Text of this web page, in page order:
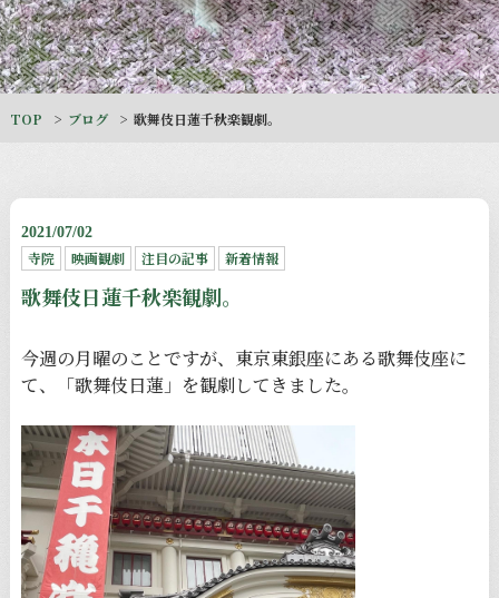
TOP ブログ 歌舞伎日蓮千秋楽観劇。
2021/07/02
寺院 映画観劇 注目の記事 新着情報
歌舞伎日蓮千秋楽観劇。
今週の月曜のことですが、東京東銀座にある歌舞伎座に
て、「歌舞伎日蓮」を観劇してきました。